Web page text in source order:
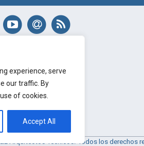
experience, serve
our traffic. By
of cookies.
Accept All
Técnico
Arquitectos Técnicos. Todos los derechos